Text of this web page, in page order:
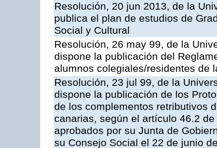
Resolución, 20 jun 2013, de la
publica el plan de estudios de
Social y Cultural
Resolución, 26 may 99, de la
dispone la publicación del
alumnos colegiales/residentes de
Resolución, 23 jul 99, de la
dispone la publicación de los
de los complementos retributivos
canarias, según el artículo 46.2
aprobados por su Junta de
su Consejo Social el 22 de junio